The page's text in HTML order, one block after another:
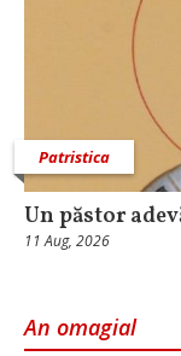
Patristica
Un păstor
11 Aug, 2026
An omagial